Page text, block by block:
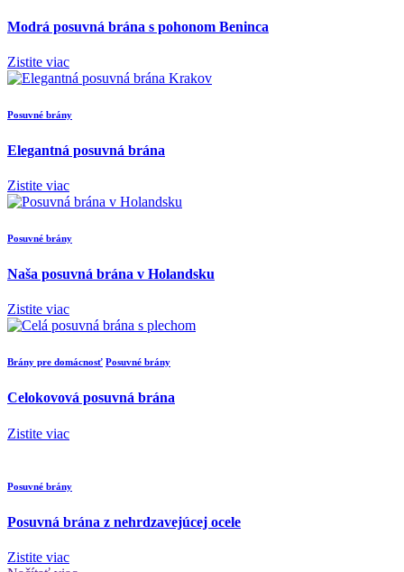
Modrá posuvná brána s pohonom Beninca
Zistite viac
Posuvné brány
Elegantná posuvná brána
Zistite viac
Posuvné brány
Naša posuvná brána v Holandsku
Zistite viac
Brány pre domácnosť Posuvné brány
Celokovová posuvná brána
Zistite viac
Posuvné brány
Posuvná brána z nehrdzavejúcej ocele
Zistite viac